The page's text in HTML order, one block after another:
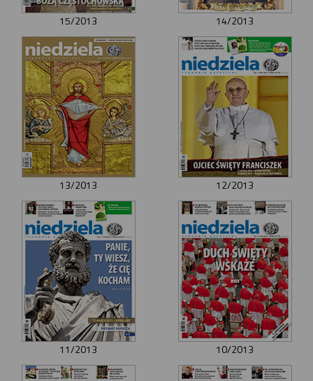
15/2013 14/2013
13/2013 12/2013
11/2013 10/2013